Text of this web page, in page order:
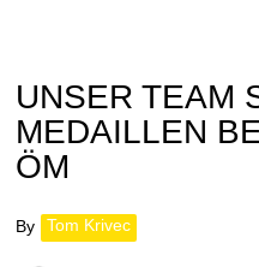
UNSER TEAM
MEDAILLEN
ÖM
By Tom Krivec